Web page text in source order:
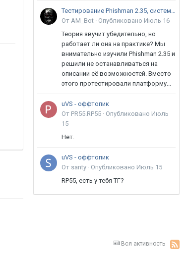
Тестирование Phishman 2.35, системы повышения осведомлённости пользователей в сфере ИБ
От AM_Bot · Опубликовано Июль 16
Теория звучит убедительно, но
работает ли она на практике? Мы
внимательно изучили Phishman 2.35 и
решили не останавливаться на
описании её возможностей. Вместо
этого протестировали платформу...
uVS - оффтопик
От PR55.RP55 · Опубликовано Июль
15
Нет.
uVS - оффтопик
От santy · Опубликовано Июль 15
RP55, есть у тебя ТГ?
Вся активность